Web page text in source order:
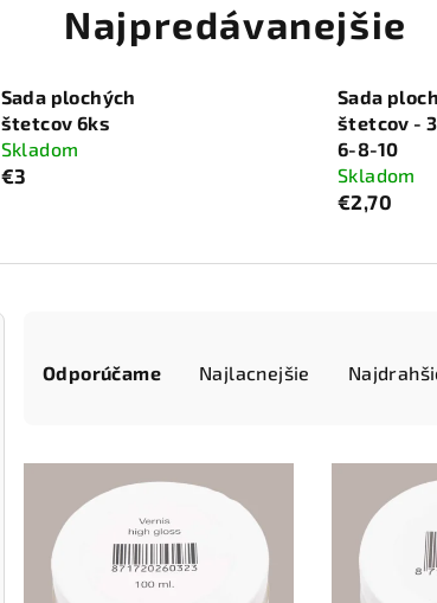
Najpredávanejšie
Sada plochých
štetcov 6ks
Skladom
€3
Sada
štetcov -
6-8-10
Skladom
€2,70
a
e
Odporúčame Najlacnejšie
V